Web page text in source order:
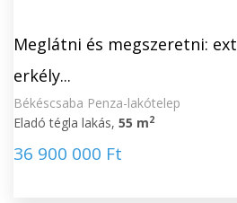
Meglátni és megszeretni:
erkély...
Békéscsaba Penza-lakótelep
Eladó tégla lakás, 55 m2
36 900 000 Ft